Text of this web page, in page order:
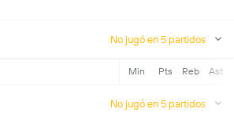
No jugó en 5 partidos
Min Pts Reb Ast
No jugó en 5 partidos